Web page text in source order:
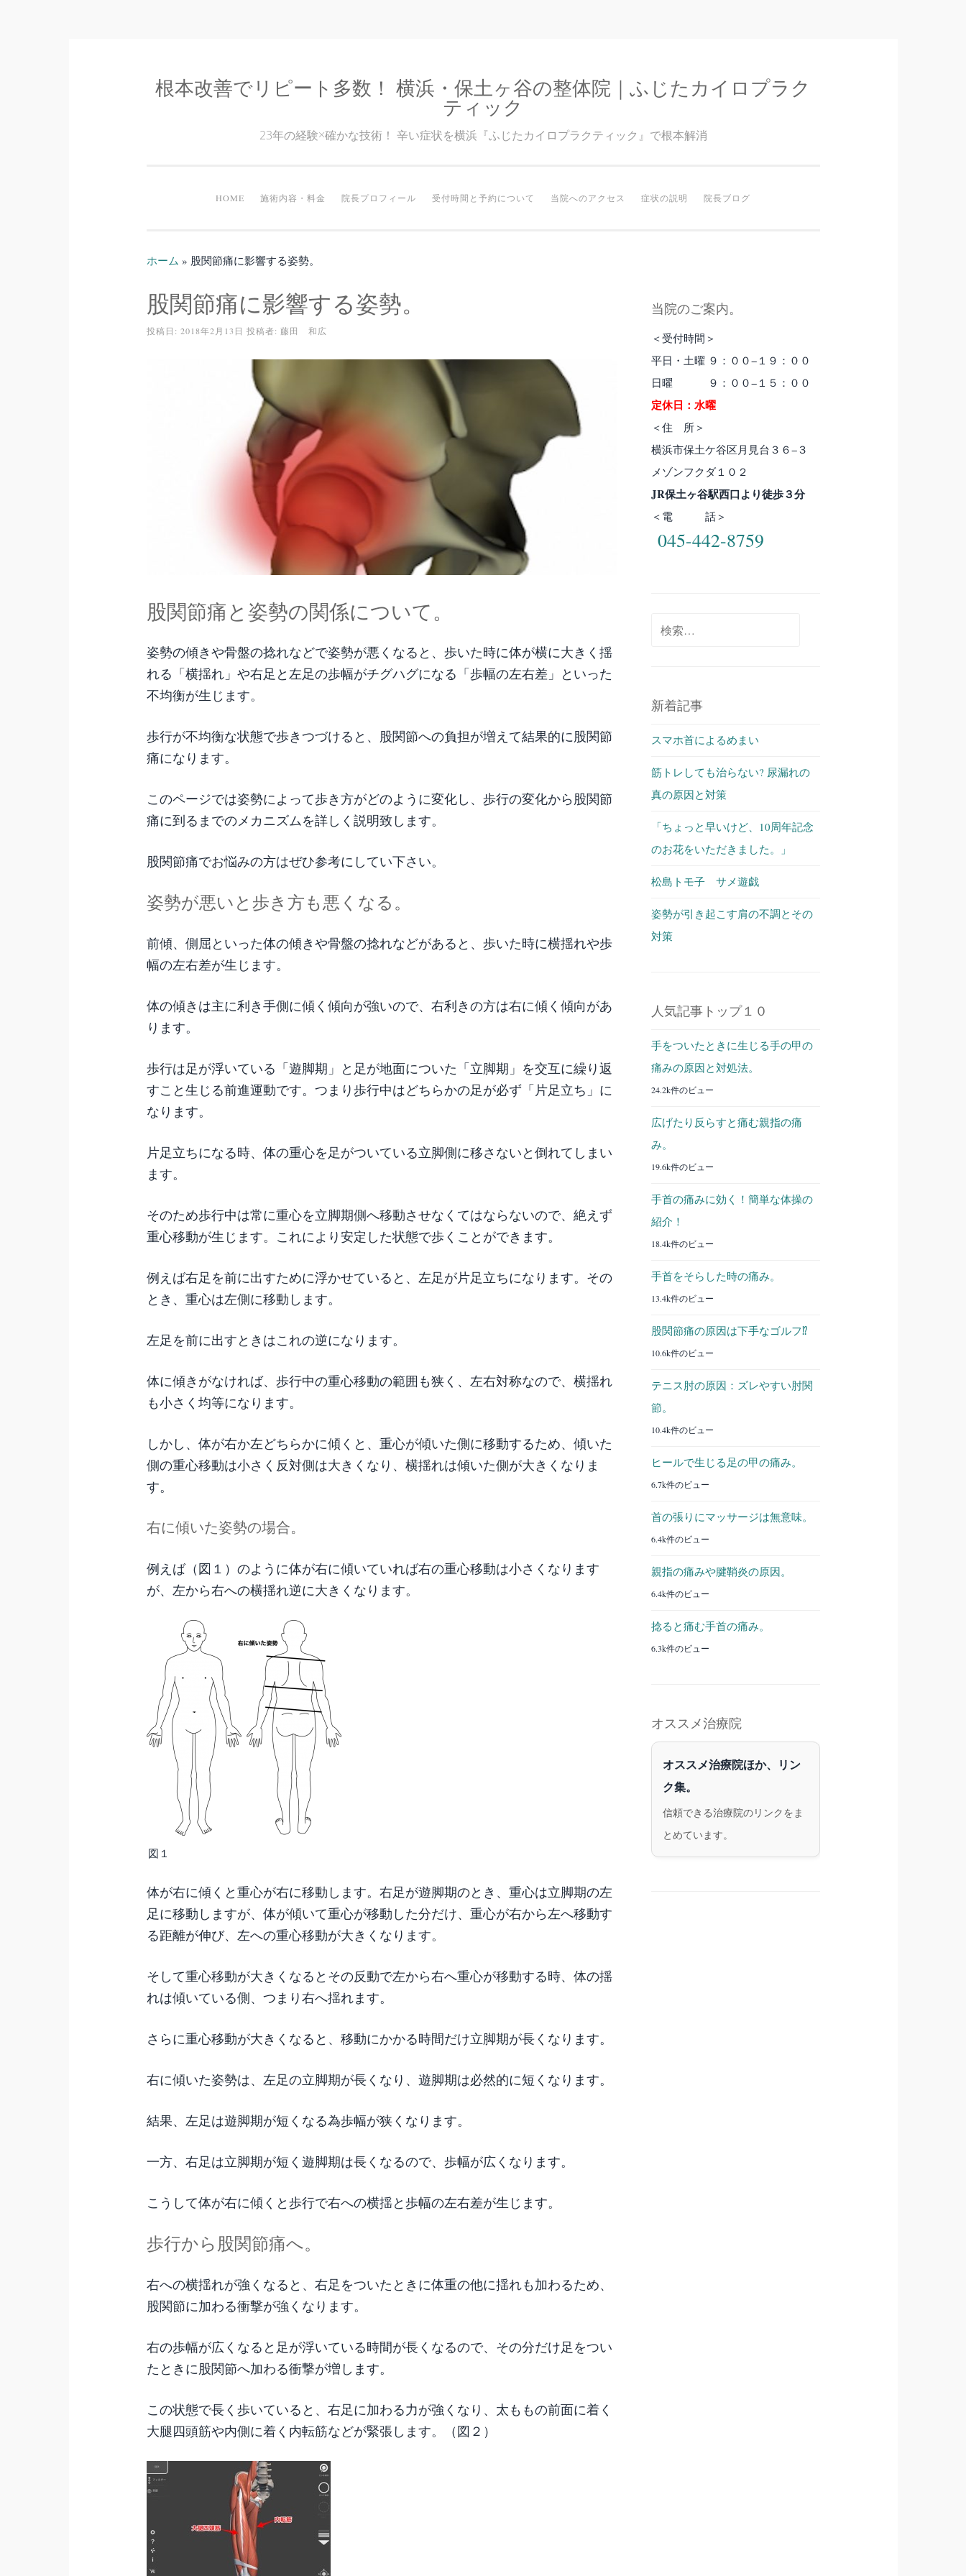
コ
プ
根本改善でリピート多数！ 横浜・保土ヶ谷の整体院｜ふじたカイロプラク
ティック
23年の経験×確かな技術！ 辛い症状を横浜『ふじたカイロプラクティック』で根本解消
HOME 施術内容・料金 院長プロフィール 受付時間と予約について 当院へのアクセス 症状の説明 院長ブログ
ホーム » 股関節痛に影響する姿勢。
股関節痛に影響する姿勢。
投稿日: 2018年2月13日 投稿者: 藤田 和広
股関節痛と姿勢の関係について。
姿勢の傾きや骨盤の捻れなどで姿勢が悪くなると、歩いた時に体が横に大きく揺
れる「横揺れ」や右足と左足の歩幅がチグハグになる「歩幅の左右差」といった
不均衡が生じます。
歩行が不均衡な状態で歩きつづけると、股関節への負担が増えて結果的に股関節
痛になります。
このページでは姿勢によって歩き方がどのように変化し、歩行の変化から股関節
痛に到るまでのメカニズムを詳しく説明致します。
股関節痛でお悩みの方はぜひ参考にしてい下さい。
姿勢が悪いと歩き方も悪くなる。
前傾、側屈といった体の傾きや骨盤の捻れなどがあると、歩いた時に横揺れや歩
幅の左右差が生じます。
体の傾きは主に利き手側に傾く傾向が強いので、右利きの方は右に傾く傾向があ
ります。
歩行は足が浮いている「遊脚期」と足が地面についた「立脚期」を交互に繰り返
すこと生じる前進運動です。つまり歩行中はどちらかの足が必ず「片足立ち」に
なります。
片足立ちになる時、体の重心を足がついている立脚側に移さないと倒れてしまい
ます。
そのため歩行中は常に重心を立脚期側へ移動させなくてはならないので、絶えず
重心移動が生じます。これにより安定した状態で歩くことができます。
例えば右足を前に出すために浮かせていると、左足が片足立ちになります。その
とき、重心は左側に移動します。
左足を前に出すときはこれの逆になります。
体に傾きがなければ、歩行中の重心移動の範囲も狭く、左右対称なので、横揺れ
も小さく均等になります。
しかし、体が右か左どちらかに傾くと、重心が傾いた側に移動するため、傾いた
側の重心移動は小さく反対側は大きくなり、横揺れは傾いた側が大きくなりま
す。
右に傾いた姿勢の場合。
例えば（図１）のように体が右に傾いていれば右の重心移動は小さくなります
が、左から右への横揺れ逆に大きくなります。
図１
体が右に傾くと重心が右に移動します。右足が遊脚期のとき、重心は立脚期の左
足に移動しますが、体が傾いて重心が移動した分だけ、重心が右から左へ移動す
る距離が伸び、左への重心移動が大きくなります。
そして重心移動が大きくなるとその反動で左から右へ重心が移動する時、体の揺
れは傾いている側、つまり右へ揺れます。
さらに重心移動が大きくなると、移動にかかる時間だけ立脚期が長くなります。
右に傾いた姿勢は、左足の立脚期が長くなり、遊脚期は必然的に短くなります。
結果、左足は遊脚期が短くなる為歩幅が狭くなります。
一方、右足は立脚期が短く遊脚期は長くなるので、歩幅が広くなります。
こうして体が右に傾くと歩行で右への横揺と歩幅の左右差が生じます。
歩行から股関節痛へ。
右への横揺れが強くなると、右足をついたときに体重の他に揺れも加わるため、
股関節に加わる衝撃が強くなります。
右の歩幅が広くなると足が浮いている時間が長くなるので、その分だけ足をつい
たときに股関節へ加わる衝撃が増します。
この状態で長く歩いていると、右足に加わる力が強くなり、太ももの前面に着く
大腿四頭筋や内側に着く内転筋などが緊張します。（図２）
当院のご案内。
＜受付時間＞
平日・土曜 ９：００−１９：００
日曜 ９：００−１５：００
定休日：水曜
＜住 所＞
横浜市保土ケ谷区月見台３６−３
メゾンフクダ１０２
JR保土ヶ谷駅西口より徒歩３分
＜電 話＞
045-442-8759
新着記事
スマホ首によるめまい
筋トレしても治らない? 尿漏れの
真の原因と対策
「ちょっと早いけど、10周年記念
のお花をいただきました。」
松島トモ子 サメ遊戯
姿勢が引き起こす肩の不調とその
対策
人気記事トップ１０
手をついたときに生じる手の甲の
痛みの原因と対処法。
24.2k件のビュー
広げたり反らすと痛む親指の痛
み。
19.6k件のビュー
手首の痛みに効く！簡単な体操の
紹介！
18.4k件のビュー
手首をそらした時の痛み。
13.4k件のビュー
股関節痛の原因は下手なゴルフ⁉︎
10.6k件のビュー
テニス肘の原因：ズレやすい肘関
節。
10.4k件のビュー
ヒールで生じる足の甲の痛み。
6.7k件のビュー
首の張りにマッサージは無意味。
6.4k件のビュー
親指の痛みや腱鞘炎の原因。
6.4k件のビュー
捻ると痛む手首の痛み。
6.3k件のビュー
オススメ治療院
オススメ治療院ほか、リン
ク集。
信頼できる治療院のリンクをま
とめています。